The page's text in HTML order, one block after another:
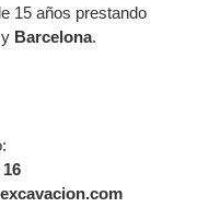
15 años prestando
Barcelona.
16